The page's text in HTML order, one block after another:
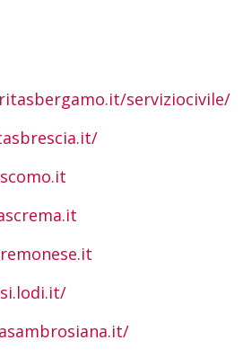
serviziocivile/